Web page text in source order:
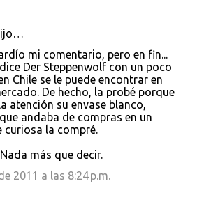
mi comentario, pero en fin...
Der Steppenwolf con un poco
Chile se le puede encontrar en
De hecho, la probé porque
atención su envase blanco,
andaba de compras en un
curiosa la compré.
más que decir.
2011 a las 8:24 p.m.